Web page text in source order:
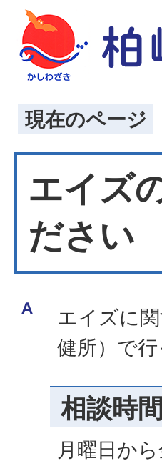
現在のページ
エイズ
ださい
エイズに
健所）で行
相談時間
月曜日か